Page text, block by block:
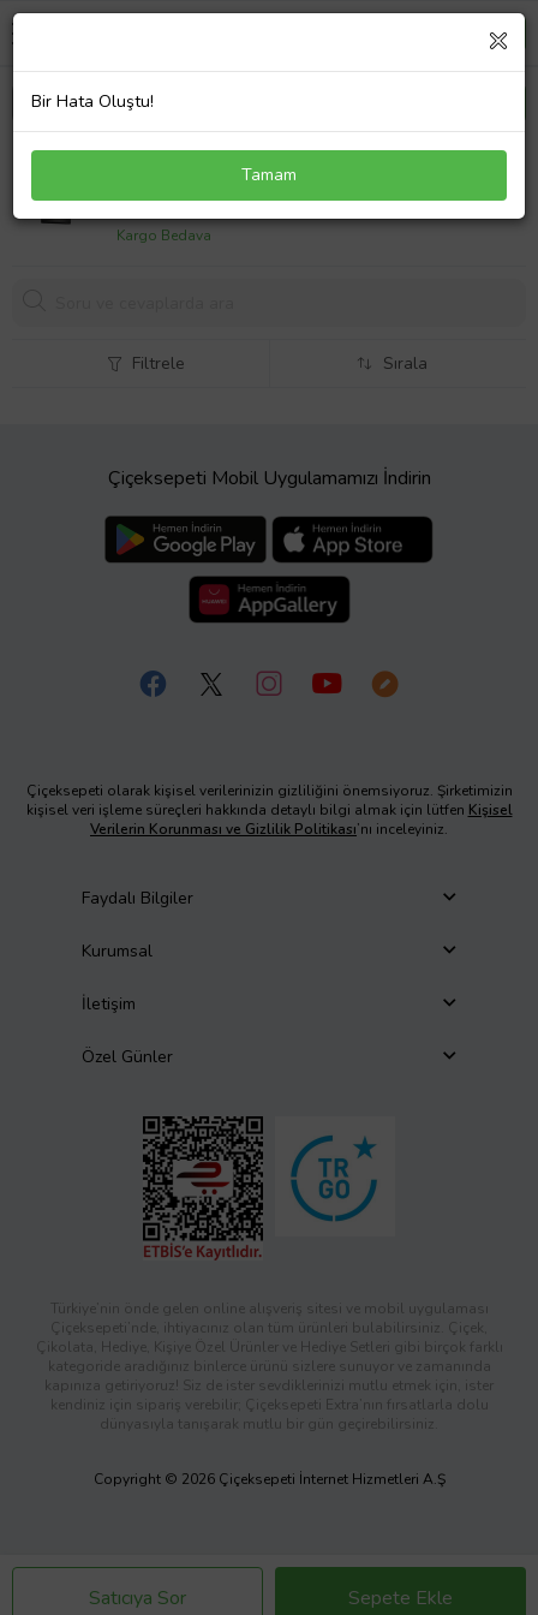
Fortel Z206 2 Harici 6 Dahili PBX USB Telefon
Santral Robot Özellikli
9900,00 TL
Kargo Bedava
Satıcıya Sor Sepete Ekle
Filtrele Sırala
Çiçeksepeti Mobil Uygulamamızı İndirin
Çiçeksepeti olarak kişisel verilerinizin gizliliğini önemsiyoruz. Şirketimizin
kişisel veri işleme süreçleri hakkında detaylı bilgi almak için lütfen Kişisel
Verilerin Korunması ve Gizlilik Politikası’nı inceleyiniz.
Faydalı Bilgiler
Kurumsal
İletişim
Özel Günler
Türkiye’nin önde gelen online alışveriş sitesi ve mobil uygulaması
Çiçeksepeti’nde, ihtiyacınız olan tüm ürünleri bulabilirsiniz. Çiçek,
Çikolata, Hediye, Kişiye Özel Ürünler ve Hediye Setleri gibi birçok farklı
kategoride aradığınız binlerce ürünü sizlere sunuyor ve zamanında
kapınıza getiriyoruz! Siz de ister sevdiklerinizi mutlu etmek için, ister
kendiniz için sipariş verebilir; Çiçeksepeti Extra’nın fırsatlarla dolu
dünyasıyla tanışarak mutlu bir gün geçirebilirsiniz.
Copyright © 2026 Çiçeksepeti İnternet Hizmetleri A.Ş
Bir Hata Oluştu!
Tamam